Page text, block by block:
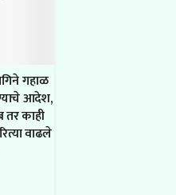
गहाळ
आदेश,
तर काही
वाढले